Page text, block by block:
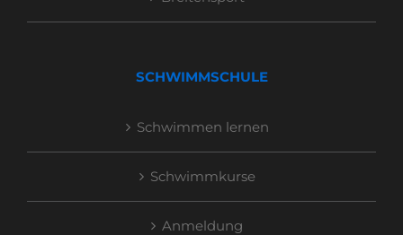
SCHWIMMSCHULE
Schwimmen lernen
Schwimmkurse
Anmeldung